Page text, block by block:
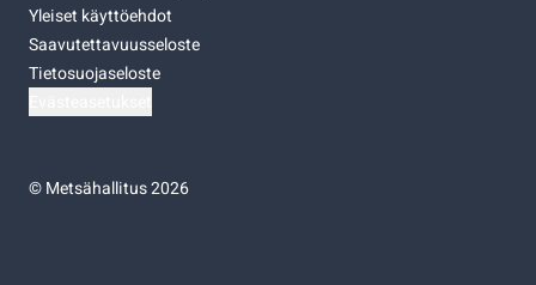
Yleiset käyttöehdot
Saavutettavuusseloste
Tietosuojaseloste
©Metsähallitus 2026